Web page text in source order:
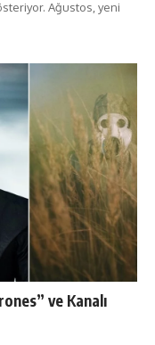
Ağustos, yeni
ve Kanalı